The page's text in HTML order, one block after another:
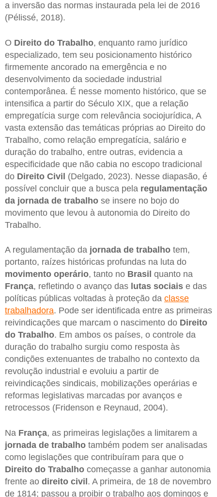
a inversão das normas instaurada pela lei de 2016
(Pélissé, 2018).
O Direito do Trabalho, enquanto ramo jurídico
especializado, tem seu posicionamento histórico
firmemente ancorado na emergência e no
desenvolvimento da sociedade industrial
contemporânea. É nesse momento histórico, que se
intensifica a partir do Século XIX, que a relação
empregatícia surge com relevância sociojurídica, A
vasta extensão das temáticas próprias ao Direito do
Trabalho, como relação empregatícia, salário e
duração do trabalho, entre outras, evidencia a
especificidade que não cabia no escopo tradicional
do Direito Civil (Delgado, 2023). Nesse diapasão, é
possível concluir que a busca pela regulamentação
da jornada de trabalho se insere no bojo do
movimento que levou à autonomia do Direito do
Trabalho.
A regulamentação da jornada de trabalho tem,
portanto, raízes históricas profundas na luta do
movimento operário, tanto no Brasil quanto na
França, refletindo o avanço das lutas sociais e das
políticas públicas voltadas à proteção da classe
trabalhadora. Pode ser identificada entre as primeiras
reivindicações que marcam o nascimento do Direito
do Trabalho. Em ambos os países, o controle da
duração do trabalho surgiu como resposta às
condições extenuantes de trabalho no contexto da
revolução industrial e evoluiu a partir de
reivindicações sindicais, mobilizações operárias e
reformas legislativas marcadas por avanços e
retrocessos (Fridenson e Reynaud, 2004).
Na França, as primeiras legislações a limitarem a
jornada de trabalho também podem ser analisadas
como legislações que contribuíram para que o
Direito do Trabalho começasse a ganhar autonomia
frente ao direito civil . A primeira, de 18 de novembro
de 1814; passou a proibir o trabalho aos domingos e